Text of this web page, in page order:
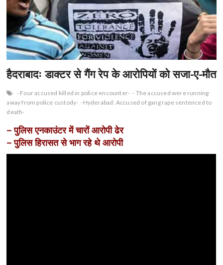
हैदराबादः डाक्टर से गैंग रेप के आरोपियों को सजा-ए-मौत
- Four accused killed in police encounter- - The accused were running
away from police custody- -Hyderabad: Accused of gang rape sentenced to
death-
– पुलिस एनकाउंटर में चारों आरोपी ढेर
– पुलिस हिरासत से भाग रहे थे आरोपी